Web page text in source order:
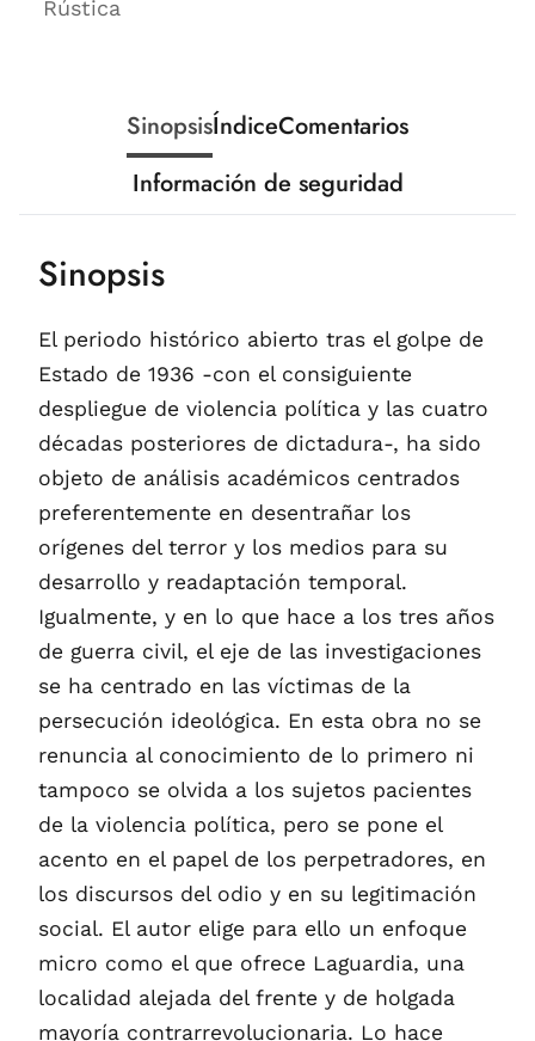
Rústica
SinopsisÍndiceComentarios
Información de seguridad
Sinopsis
El periodo histórico abierto tras el golpe de
Estado de 1936 -con el consiguiente
despliegue de violencia política y las cuatro
décadas posteriores de dictadura-, ha sido
objeto de análisis académicos centrados
preferentemente en desentrañar los
orígenes del terror y los medios para su
desarrollo y readaptación temporal.
Igualmente, y en lo que hace a los tres años
de guerra civil, el eje de las investigaciones
se ha centrado en las víctimas de la
persecución ideológica. En esta obra no se
renuncia al conocimiento de lo primero ni
tampoco se olvida a los sujetos pacientes
de la violencia política, pero se pone el
acento en el papel de los perpetradores, en
los discursos del odio y en su legitimación
social. El autor elige para ello un enfoque
micro como el que ofrece Laguardia, una
localidad alejada del frente y de holgada
mayoría contrarrevolucionaria. Lo hace